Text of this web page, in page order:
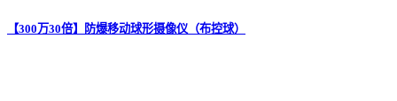
【300万30倍】防爆移动球形摄像仪（布控球）